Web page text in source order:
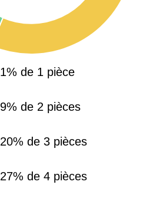
4 284 €
3 382 €
1% de 1 pièce
9% de 2 pièces
20% de 3 pièces
27% de 4 pièces